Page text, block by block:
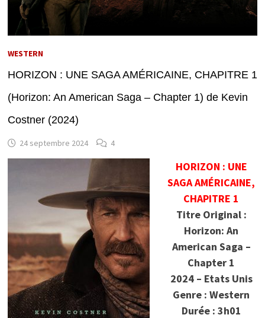
WESTERN
HORIZON : UNE SAGA AMÉRICAINE, CHAPITRE 1
(Horizon: An American Saga – Chapter 1) de Kevin
Costner (2024)
24 septembre 2024 4
HORIZON : UNE
SAGA AMÉRICAINE,
CHAPITRE 1
Titre Original :
Horizon: An
American Saga –
Chapter 1
2024 – Etats Unis
Genre : Western
Durée : 3h01